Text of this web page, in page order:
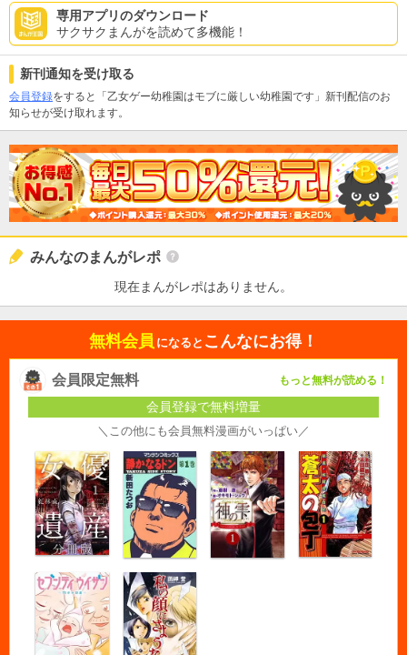
専用アプリのダウンロード
サクサクまんがを読めて多機能！
新刊通知を受け取る
会員登録をすると「乙女ゲー幼稚園はモブに厳しい幼稚園です」新刊配信のお
知らせが受け取れます。
みんなのまんがレポ
現在まんがレポはありません。
無料会員 になると こんなにお得！
会員限定無料 もっと無料が読める！
会員登録で無料増量
＼この他にも会員無料漫画がいっぱい／